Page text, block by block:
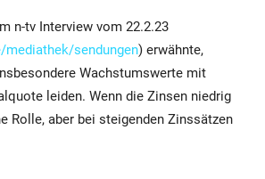
n-tv Interview vom 22.2.23
mediathek/sendungen) erwähnte,
Wachstumswerte mit
leiden. Wenn die Zinsen niedrig
Rolle, aber bei steigenden Zinssätzen